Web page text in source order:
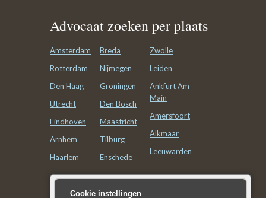
Advocaat zoeken per plaats
Amsterdam
Rotterdam
Den Haag
Utrecht
Eindhoven
Arnhem
Haarlem
Breda
Nijmegen
Groningen
Den Bosch
Maastricht
Tilburg
Enschede
Zwolle
Leiden
Ankfurt Am
Main
Amersfoort
Alkmaar
Leeuwarden
Advocatenkantoor zoeken
Cookie instellingen